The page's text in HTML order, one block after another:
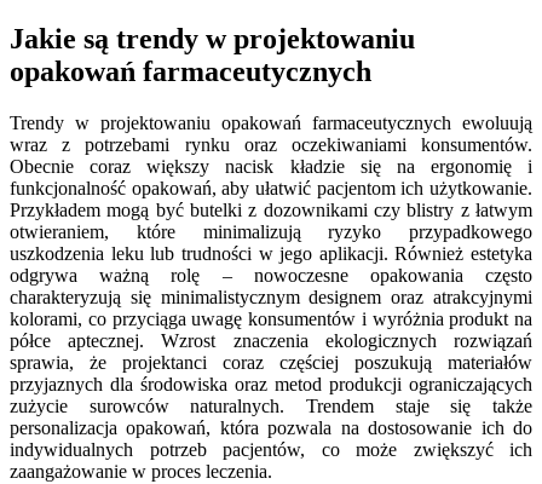
Jakie są trendy w projektowaniu
opakowań farmaceutycznych
Trendy w projektowaniu opakowań farmaceutycznych ewoluują
wraz z potrzebami rynku oraz oczekiwaniami konsumentów.
Obecnie coraz większy nacisk kładzie się na ergonomię i
funkcjonalność opakowań, aby ułatwić pacjentom ich użytkowanie.
Przykładem mogą być butelki z dozownikami czy blistry z łatwym
otwieraniem, które minimalizują ryzyko przypadkowego
uszkodzenia leku lub trudności w jego aplikacji. Również estetyka
odgrywa ważną rolę – nowoczesne opakowania często
charakteryzują się minimalistycznym designem oraz atrakcyjnymi
kolorami, co przyciąga uwagę konsumentów i wyróżnia produkt na
półce aptecznej. Wzrost znaczenia ekologicznych rozwiązań
sprawia, że projektanci coraz częściej poszukują materiałów
przyjaznych dla środowiska oraz metod produkcji ograniczających
zużycie surowców naturalnych. Trendem staje się także
personalizacja opakowań, która pozwala na dostosowanie ich do
indywidualnych potrzeb pacjentów, co może zwiększyć ich
zaangażowanie w proces leczenia.